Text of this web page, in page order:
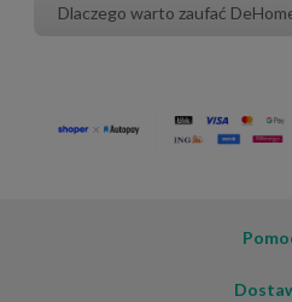
Dlaczego warto zaufać